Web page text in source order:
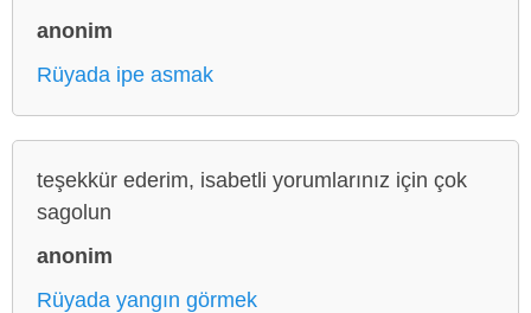
anonim
Rüyada ipe asmak
teşekkür ederim, isabetli yorumlarınız için çok
sagolun
anonim
Rüyada yangın görmek